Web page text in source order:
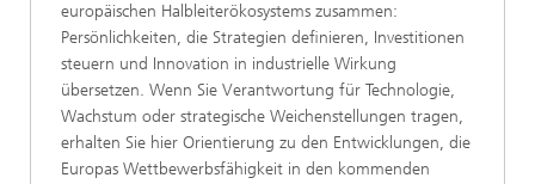
europäischen Halbleiterökosystems zusammen:
Persönlichkeiten, die Strategien deﬁnieren, Investitionen
steuern und Innovation in industrielle Wirkung
übersetzen. Wenn Sie Verantwortung für Technologie,
Wachstum oder strategische Weichenstellungen tragen,
erhalten Sie hier Orientierung zu den Entwicklungen, die
Europas Wettbewerbsfähigkeit in den kommenden